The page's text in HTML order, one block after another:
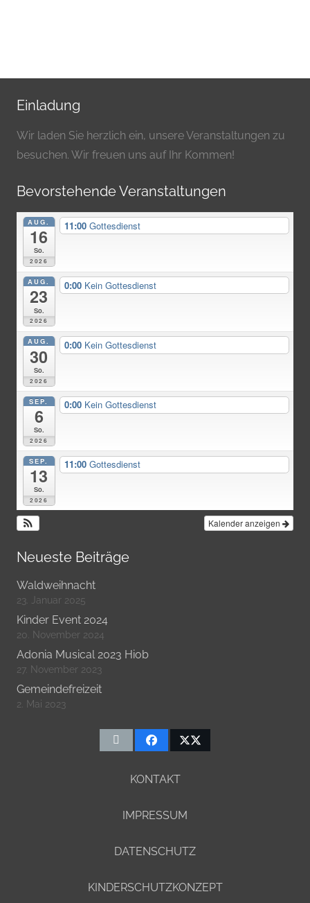
Einladung
Wir laden Sie herzlich ein, unsere Veranstaltungen zu
besuchen. Wir freuen uns auf Ihr Kommen!
Bevorstehende Veranstaltungen
AUG.
16
So.
2026
11:00 Gottesdienst
AUG.
23
So.
2026
0:00 Kein Gottesdienst
AUG.
30
So.
2026
0:00 Kein Gottesdienst
SEP.
6
So.
2026
0:00 Kein Gottesdienst
SEP.
13
So.
2026
11:00 Gottesdienst
Kalender anzeigen
Neueste Beiträge
Waldweihnacht
23. Januar 2025
Kinder Event 2024
20. November 2024
Adonia Musical 2023 Hiob
27. November 2023
Gemeindefreizeit
2. Mai 2023
KONTAKT
IMPRESSUM
DATENSCHUTZ
KINDERSCHUTZKONZEPT